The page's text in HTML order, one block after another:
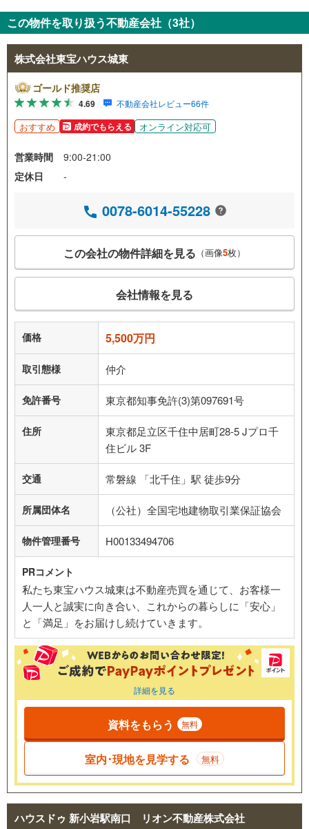
この物件を取り扱う不動産会社（3社）
株式会社東宝ハウス城東
ゴールド推奨店
4.69 不動産会社レビュー66件
おすすめ 成約でもらえる オンライン対応可
営業時間
9:00-21:00
定休日
-
0078-6014-55228
この会社の物件詳細を見る （画像5枚）
会社情報を見る
価格 5,500万円
取引態様 仲介
免許番号 東京都知事免許(3)第097691号
住所
東京都足立区千住中居町28-5 Jプロ千
住ビル 3F
交通 常磐線 「北千住」駅 徒歩9分
所属団体名 （公社）全国宅地建物取引業保証協会
物件管理番号 H00133494706
PRコメント
私たち東宝ハウス城東は不動産売買を通じて、お客様一
人一人と誠実に向き合い、これからの暮らしに「安心」
と「満足」をお届けし続けていきます。
詳細を見る
資料をもらう 無料
室内･現地を見学する 無料
ハウスドゥ 新小岩駅南口 リオン不動産株式会社